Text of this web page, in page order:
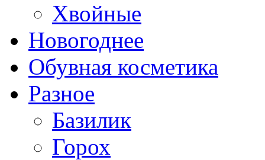
Хвойные
Новогоднее
Обувная косметика
Разное
Базилик
Горох